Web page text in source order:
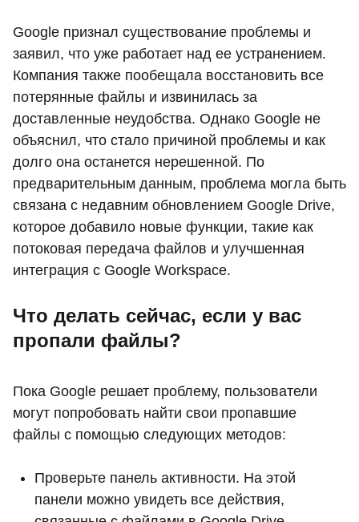
Google признал существование проблемы и
заявил, что уже работает над ее устранением.
Компания также пообещала восстановить все
потерянные файлы и извинилась за
доставленные неудобства. Однако Google не
объяснил, что стало причиной проблемы и как
долго она останется нерешенной. По
предварительным данным, проблема могла быть
связана с недавним обновлением Google Drive,
которое добавило новые функции, такие как
потоковая передача файлов и улучшенная
интеграция с Google Workspace.
Что делать сейчас, если у вас
пропали файлы?
Пока Google решает проблему, пользователи
могут попробовать найти свои пропавшие
файлы с помощью следующих методов:
Проверьте панель активности. На этой
панели можно увидеть все действия,